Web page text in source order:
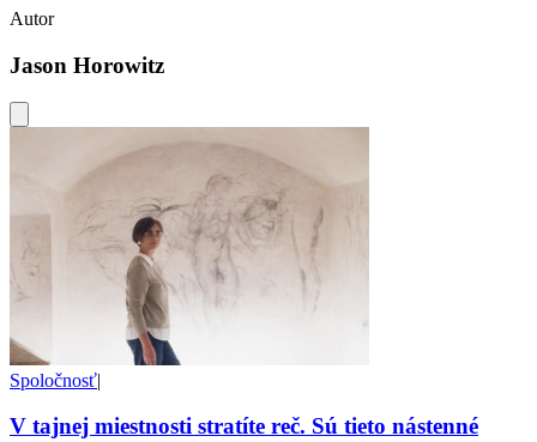
Autor
Jason Horowitz
Spoločnosť|
V tajnej miestnosti stratíte reč. Sú tieto nástenné